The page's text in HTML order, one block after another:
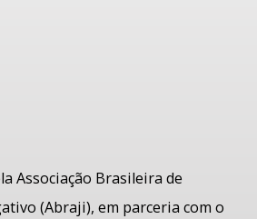
Associação Brasileira de
(Abraji), em parceria com o